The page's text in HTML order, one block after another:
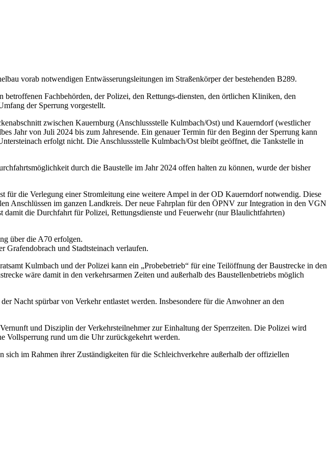
vorab notwendigen Entwässerungsleitungen im Straßenkörper der bestehenden B289.
Fachbehörden, der Polizei, den Rettungs-diensten, den örtlichen Kliniken, den
der Sperrung vorgestellt.
zwischen Kauernburg (Anschlussstelle Kulmbach/Ost) und Kauerndorf (westlicher
Jahr von Juli 2024 bis zum Jahresende. Ein genauer Termin für den Beginn der Sperrung kann
erfolgt nicht. Die Anschlussstelle Kulmbach/Ost bleibt geöffnet, die Tankstelle in
durch die Baustelle im Jahr 2024 offen halten zu können, wurde der bisher
für die Verlegung einer Stromleitung eine weitere Ampel in der OD Kauerndorf notwendig. Diese
Anschlüssen im ganzen Landkreis. Der neue Fahrplan für den ÖPNV zur Integration in den VGN
damit die Durchfahrt für Polizei, Rettungsdienste und Feuerwehr (nur Blaulichtfahrten)
über die A70 erfolgen.
Grafendobrach und Stadtsteinach verlaufen.
Kulmbach und der Polizei kann ein „Probebetrieb“ für eine Teilöffnung der Baustrecke in den
wäre damit in den verkehrsarmen Zeiten und außerhalb des Baustellenbetriebs möglich
Nacht spürbar von Verkehr entlastet werden. Insbesondere für die Anwohner an den
und Disziplin der Verkehrsteilnehmer zur Einhaltung der Sperrzeiten. Die Polizei wird
Vollsperrung rund um die Uhr zurückgekehrt werden.
im Rahmen ihrer Zuständigkeiten für die Schleichverkehre außerhalb der offiziellen